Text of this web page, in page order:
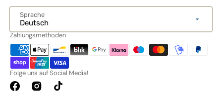
Sprache
Deutsch
Zahlungsmethoden
Folge uns auf Social Media!
FacebookInstagramTikTok